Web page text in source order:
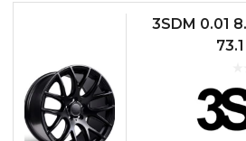
3SDM 0.01